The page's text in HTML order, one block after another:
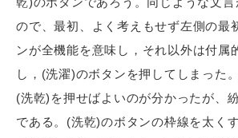
ので、最初、よく考えもせず左側の最
ンが全機能を意味し，それ以外は付属
し，(洗濯)のボタンを押してしまった
(洗乾)を押せばよいのが分かったが、
である。(洗乾)のボタンの枠線を太く